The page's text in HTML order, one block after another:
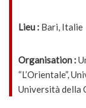
Lieu : Bari, Italie
Organisation :
“L’Orientale”,
Università della